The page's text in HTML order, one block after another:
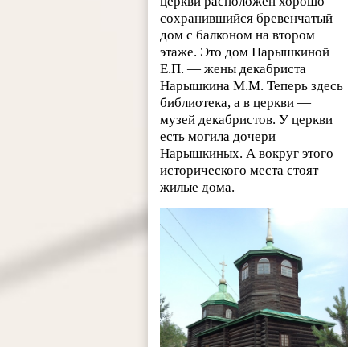
сохранившийся бревенчатый
дом с балконом на втором
этаже. Это дом Нарышкиной
Е.П. — жены декабриста
Нарышкина М.М. Теперь здесь
библиотека, а в церкви —
музей декабристов. У церкви
есть могила дочери
Нарышкиных. А вокруг этого
исторического места стоят
жилые дома.